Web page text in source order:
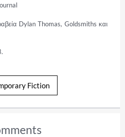
Dylan Thomas, Goldsmiths και
Fiction